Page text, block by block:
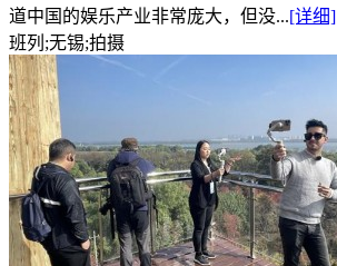
道中国的娱乐产业非常庞大，但没...[详细]
班列;无锡;拍摄